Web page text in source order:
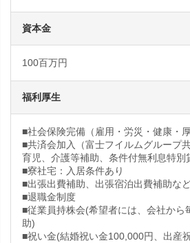
資本金
100百万円
福利厚生
■社会保険完備（雇用・労災・健康・厚
■共済会加入（富士フイルムグループ
育児、介護等補助、条件付無利息特別
■寮社宅：入居条件あり
■出張出費補助、出張宿泊出費補助な
■退職金制度
■従業員持株会(希望者には、会社から
助)
■祝い金(結婚祝い金100,000円、出産